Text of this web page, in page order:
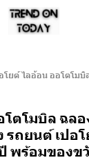
ไลอ้อน ออโตโมบิล ฉลองวันแม่สุดปัง! ทดลองขับและจอง รถยนต์
โตโมบิล ฉล
ถยนต์ เปอ
พร้อมของข